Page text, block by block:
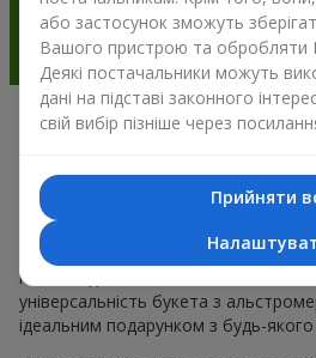
Чому варто
альстромерії в
Альстромерія квітка — це ніжність
букеті. Чарівні кольори пелюсток
квітів подобається багатьом
універсальність букета з
ідеальним подарунком з будь-
або застосунок зможуть
Вашого пристрою та обробляти
Деякі постачальники можуть
дані на підставі законного
свій вибір пізніше через
Прийняти